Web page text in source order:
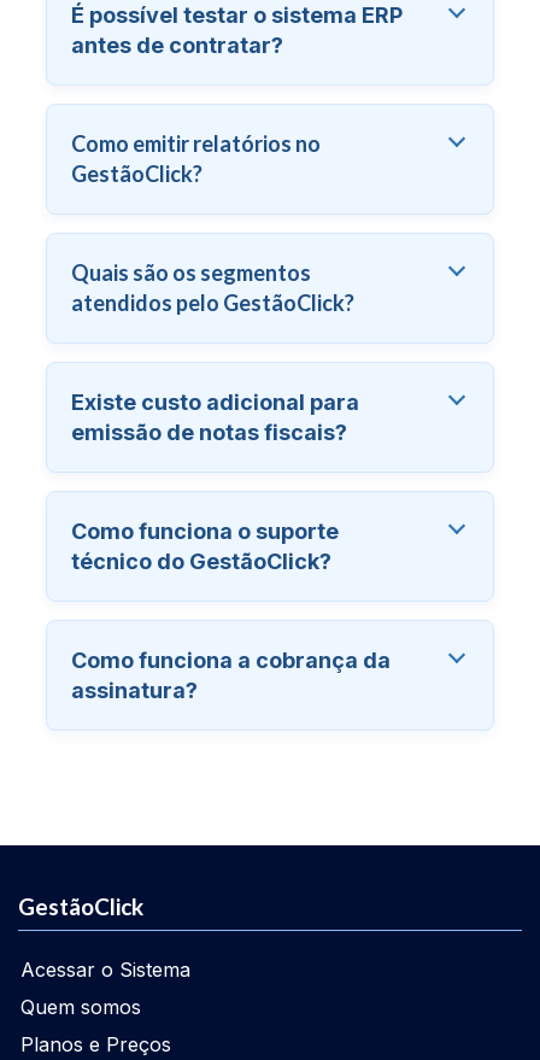
É possível testar o sistema ERP
antes de contratar?
Como emitir relatórios no
GestãoClick?
Quais são os segmentos
atendidos pelo GestãoClick?
Existe custo adicional para
emissão de notas fiscais?
Como funciona o suporte
técnico do GestãoClick?
Como funciona a cobrança da
assinatura?
GestãoClick
Acessar o Sistema
Quem somos
Planos e Preços